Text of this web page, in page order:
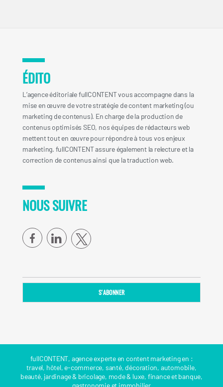
ÉDITO
L’agence éditoriale fullCONTENT vous accompagne dans la
mise en œuvre de votre stratégie de content marketing (ou
marketing de contenus). En charge de la production de
contenus optimisés SEO, nos équipes de rédacteurs web
mettent tout en œuvre pour répondre à tous vos enjeux
marketing. fullCONTENT assure également la relecture et la
correction de contenus ainsi que la traduction web.
NOUS SUIVRE
facebooklinkedin
fullCONTENT, agence experte en content marketing en :
travel, hôtel, e-commerce, santé, décoration, automobile,
beauté, jardinage & bricolage, mode & luxe, finance et banque,
gastronomieet immobilier